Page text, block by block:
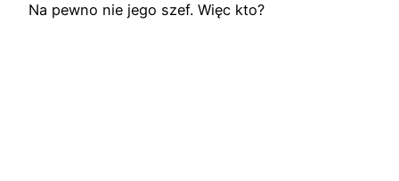
Na pewno nie jego szef. Więc kto?